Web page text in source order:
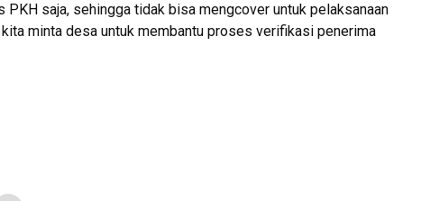
PKH saja, sehingga tidak bisa mengcover untuk pelaksanaan
minta desa untuk membantu proses verifikasi penerima